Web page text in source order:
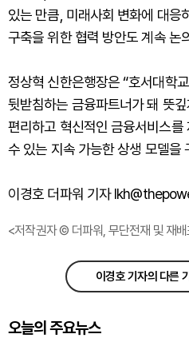
있는 만큼, 미래사회 변화에 대응
구축을 위한 협력 방안도 계속 논
정상혁 신한은행장은 “호서대학
뒷받침하는 금융파트너가 돼 뜻
편리하고 혁신적인 금융서비스
수 있는 지속 가능한 상생 모델을
이경호 더파워 기자
<저작권자 © 더파워, 무단전재 및 재
이경호 기자의 다른
오늘의 주요뉴스